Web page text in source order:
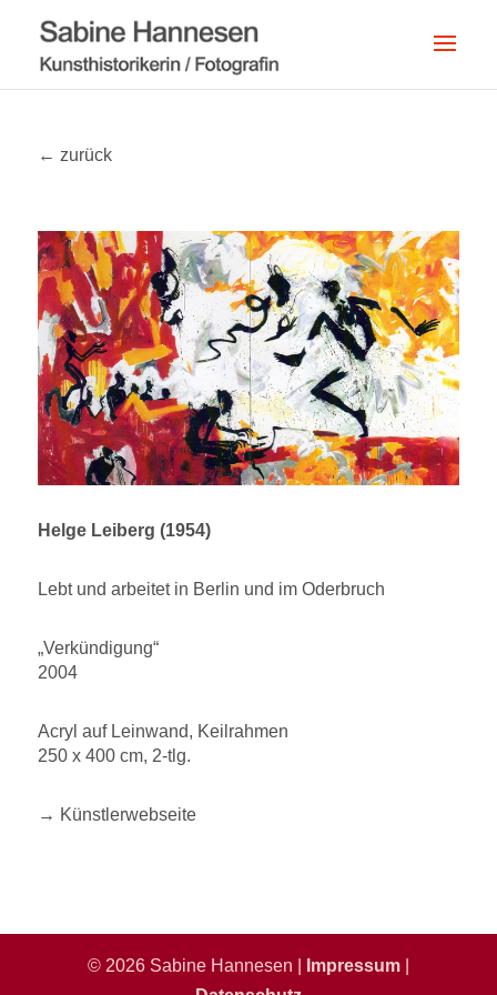
← zurück
Helge Leiberg (1954)
Lebt und arbeitet in Berlin und im Oderbruch
„Verkündigung“
2004
Acryl auf Leinwand, Keilrahmen
250 x 400 cm, 2-tlg.
→ Künstlerwebseite
© 2026 Sabine Hannesen | Impressum|